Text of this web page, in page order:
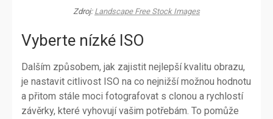
Zdroj: Landscape Free Stock Images
Vyberte nízké ISO
Dalším způsobem, jak zajistit nejlepší kvalitu obrazu,
je nastavit citlivost ISO na co nejnižší možnou hodnotu
a přitom stále moci fotografovat s clonou a rychlostí
závěrky, které vyhovují vašim potřebám. To pomůže